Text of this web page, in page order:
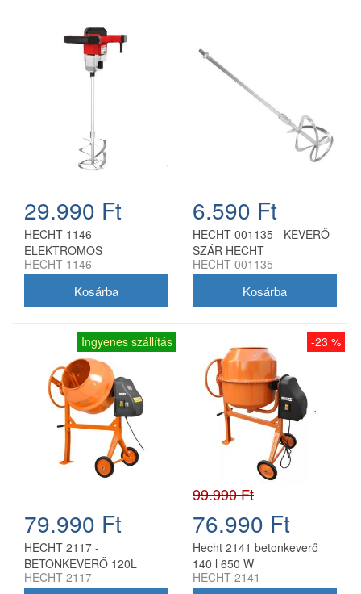
29.990 Ft
HECHT 1146 -
ELEKTROMOS
HABARCSKEVERŐ 1600W
HECHT 1146
6.590 Ft
HECHT 001135 - KEVERŐ
SZÁR HECHT
HABARCSKEVERŐKHÖZ
HECHT 001135
Ingyenes szállítás
79.990 Ft
HECHT 2117 -
BETONKEVERŐ 120L
HECHT 2117
-23 %
99.990 Ft
76.990 Ft
Hecht 2141 betonkeverő
140 l 650 W
HECHT 2141